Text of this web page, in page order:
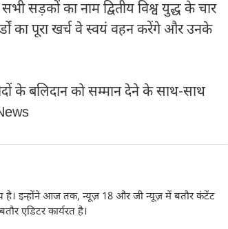
सड़कों का नाम द्वितीय विश्व युद्ध के चार
का पूरा खर्च वे स्वयं वहन करेंगे और उनके
के बलिदान को सम्मान देने के साथ-साथ
है। इन्होंने आज तक, न्यूज़ 18 और जी न्यूज़ में बतौर कंटेंट
एडिटर कार्यरत है।